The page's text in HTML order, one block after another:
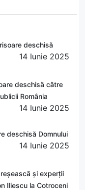
deschisă
14 Iunie 2025
deschisă către
România
14 Iunie 2025
deschisă Domnului
14 Iunie 2025
și experții
Iliescu la Cotroceni